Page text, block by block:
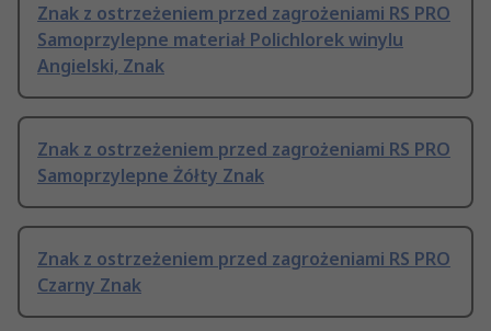
Znak z ostrzeżeniem przed zagrożeniami RS PRO
Samoprzylepne materiał Polichlorek winylu
Angielski, Znak
Znak z ostrzeżeniem przed zagrożeniami RS PRO
Samoprzylepne Żółty Znak
Znak z ostrzeżeniem przed zagrożeniami RS PRO
Czarny Znak